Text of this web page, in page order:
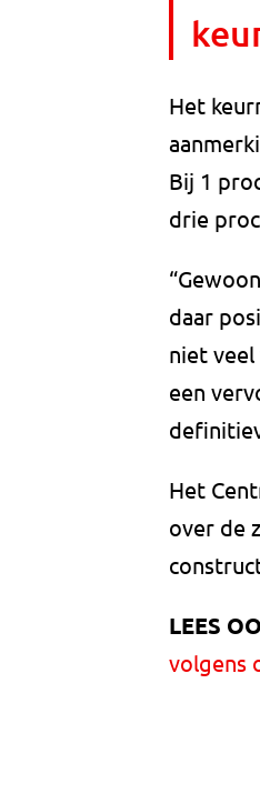
Het
Bij 1
drie
daar
niet
een
Het
over de
LEES
volgens